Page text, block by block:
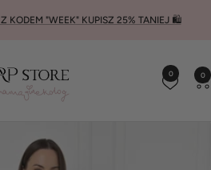
KODEM "WEEK" KUPISZ 25% TANIEJ 🛍️
0 0